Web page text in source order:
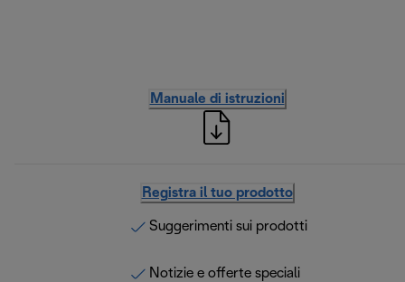
Manuale di istruzioni
Registra il tuo prodotto
Suggerimenti sui prodotti
Notizie e offerte speciali